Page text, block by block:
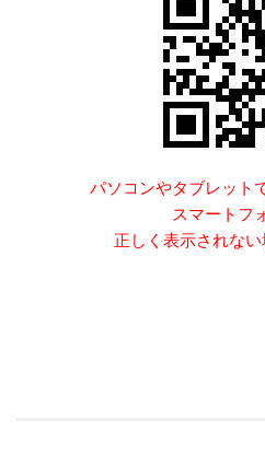
パソコンやタブレット
スマートフ
正しく表示されな